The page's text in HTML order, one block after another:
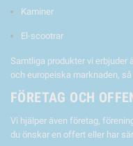
Kaminer
El-scootrar
Samtliga produkter vi erbjuder
och europeiska marknaden,
FÖRETAG OCH
Vi hjälper även företag,
du önskar en offert eller har